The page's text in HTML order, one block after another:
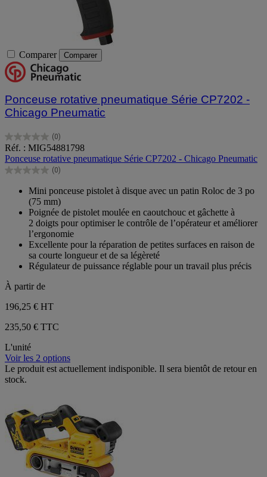
Comparer Comparer
Ponceuse rotative pneumatique Série CP7202 -
Chicago Pneumatic
(0)
0.0
sur
5
étoiles.
Réf. : MIG54881798
Ponceuse rotative pneumatique Série CP7202 - Chicago Pneumatic
(0)
0.0
étoiles.
Mini ponceuse pistolet à disque avec un patin Roloc de 3 po
(75 mm)
Poignée de pistolet moulée en caoutchouc et gâchette à
2 doigts pour optimiser le contrôle de l’opérateur et améliorer
l’ergonomie
Excellente pour la réparation de petites surfaces en raison de
sa courte longueur et de sa légèreté
Régulateur de puissance réglable pour un travail plus précis
À partir de
196,25 € HT
235,50 € TTC
L'unité
Voir les 2 options
Le produit est actuellement indisponible. Il sera bientôt de retour en
stock.